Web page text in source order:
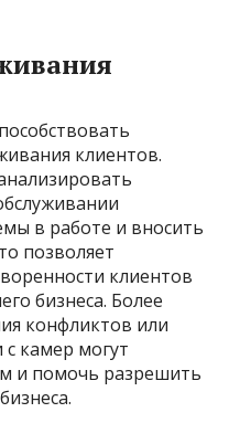
клиентов.
в работе и вносить
позволяет
клиентов
бизнеса. Более
конфликтов или
с камер могут
и помочь разрешить